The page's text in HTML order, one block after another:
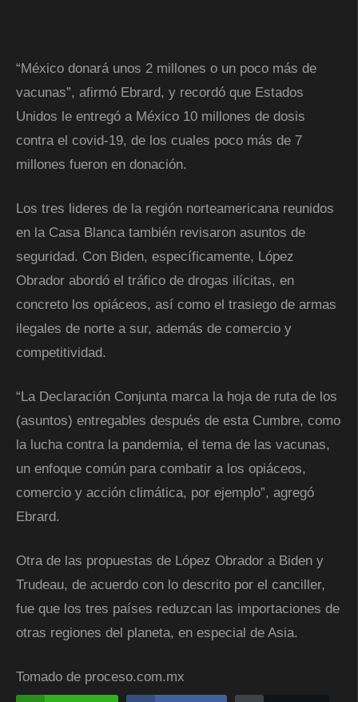
“México donará unos 2 millones o un poco más de
vacunas”, afirmó Ebrard, y recordó que Estados
Unidos le entregó a México 10 millones de dosis
contra el covid-19, de los cuales poco más de 7
millones fueron en donación.
Los tres lideres de la región norteamericana reunidos
en la Casa Blanca también revisaron asuntos de
seguridad. Con Biden, específicamente, López
Obrador abordó el tráfico de drogas ilícitas, en
concreto los opiáceos, así como el trasiego de armas
ilegales de norte a sur, además de comercio y
competitividad.
“La Declaración Conjunta marca la hoja de ruta de los
(asuntos) entregables después de esta Cumbre, como
la lucha contra la pandemia, el tema de las vacunas,
un enfoque común para combatir a los opiáceos,
comercio y acción climática, por ejemplo”, agregó
Ebrard.
Otra de las propuestas de López Obrador a Biden y
Trudeau, de acuerdo con lo descrito por el canciller,
fue que los tres países reduzcan las importaciones de
otras regiones del planeta, en especial de Asia.
Tomado de proceso.com.mx